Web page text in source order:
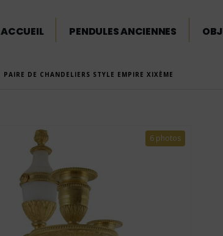
ACCUEIL PENDULES ANCIENNES
PAIRE DE CHANDELIERS STYLE EMPIRE XIXÈME
6 photos